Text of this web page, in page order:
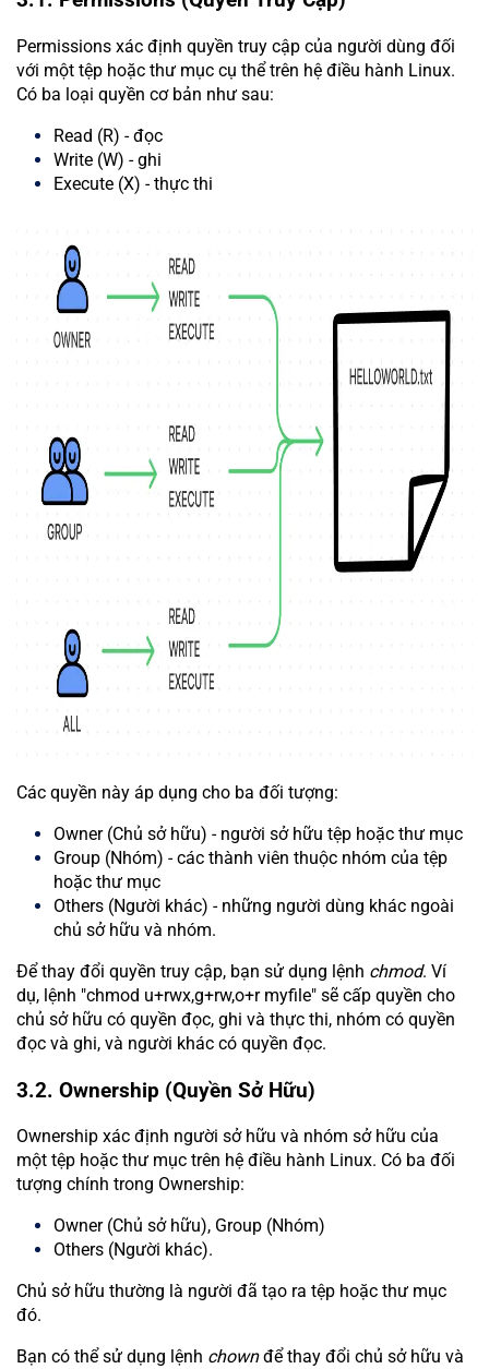
Permissions xác định quyền truy cập của người dùng đối
với một tệp hoặc thư mục cụ thể trên hệ điều hành Linux.
Có ba loại quyền cơ bản như sau:
Read (R) - đọc
Write (W) - ghi
Execute (X) - thực thi
Các quyền này áp dụng cho ba đối tượng:
Owner (Chủ sở hữu) - người sở hữu tệp hoặc thư mục
Group (Nhóm) - các thành viên thuộc nhóm của tệp
hoặc thư mục
Others (Người khác) - những người dùng khác ngoài
chủ sở hữu và nhóm.
Để thay đổi quyền truy cập, bạn sử dụng lệnh chmod. Ví
dụ, lệnh "chmod u+rwx,g+rw,o+r myfile" sẽ cấp quyền cho
chủ sở hữu có quyền đọc, ghi và thực thi, nhóm có quyền
đọc và ghi, và người khác có quyền đọc.
3.2. Ownership (Quyền Sở Hữu)
Ownership xác định người sở hữu và nhóm sở hữu của
một tệp hoặc thư mục trên hệ điều hành Linux. Có ba đối
tượng chính trong Ownership:
Owner (Chủ sở hữu), Group (Nhóm)
Others (Người khác).
Chủ sở hữu thường là người đã tạo ra tệp hoặc thư mục
đó.
Bạn có thể sử dụng lệnh chownđể thay đổi chủ sở hữu và